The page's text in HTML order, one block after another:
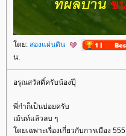
ดย: สองแผ่นดิน
น.
อรุณสวัสดิ์ครับน้องปุ๊
พี่ก๋าก็เป็นบ่อยครับ
เม้นท์แล้วลบ ๆ
ดยเฉพาะเรื่องเกี่ยวกับการเมือง 555